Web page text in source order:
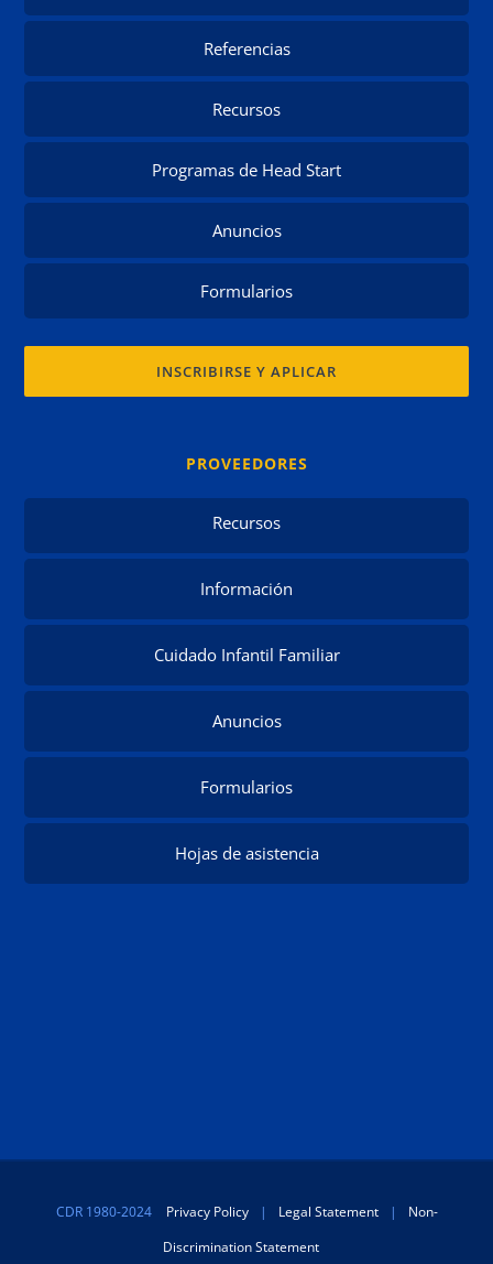
Referencias
Recursos
Programas de Head Start
Anuncios
Formularios
INSCRIBIRSE Y APLICAR
PROVEEDORES
Recursos
Información
Cuidado Infantil Familiar
Anuncios
Formularios
Hojas de asistencia
CDR 1980-2024 Privacy Policy | Legal Statement |
Non-
Discrimination Statement